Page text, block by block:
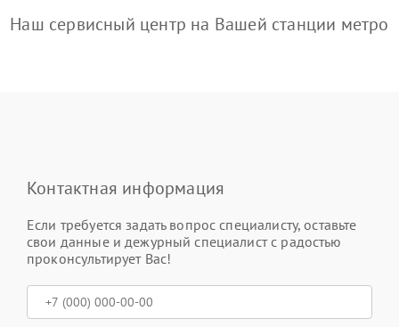
Наш сервисный центр на Вашей станции метро
Контактная информация
Если требуется задать вопрос специалисту, оставьте
свои данные и дежурный специалист с радостью
проконсультирует Вас!